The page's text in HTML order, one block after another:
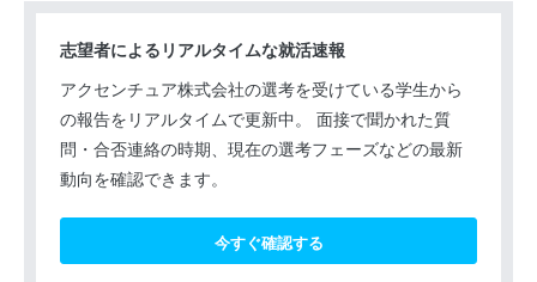
志望者によるリアルタイムな就活速報
アクセンチュア株式会社の選考を受けている学生から
の報告をリアルタイムで更新中。 面接で聞かれた質
問・合否連絡の時期、現在の選考フェーズなどの最新
動向を確認できます。
今すぐ確認する